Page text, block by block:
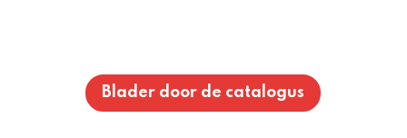
Blader door de catalogus